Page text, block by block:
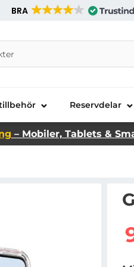
BRA
AB
Reservdelar
– Mobiler, Tablets &